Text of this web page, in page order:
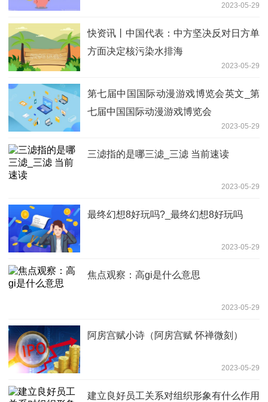
2023-05-29
快资讯丨中国代表：中方坚决反对日方单
方面决定核污染水排海
2023-05-29
第七届中国国际动漫游戏博览会英文_第
七届中国国际动漫游戏博览会
2023-05-29
三滤指的是哪三滤_三滤 当前速读
2023-05-29
最终幻想8好玩吗?_最终幻想8好玩吗
2023-05-29
焦点观察：高gi是什么意思
2023-05-29
阿房宫赋小诗（阿房宫赋 怀禅微刻）
2023-05-29
建立良好员工关系对组织形象有什么作用